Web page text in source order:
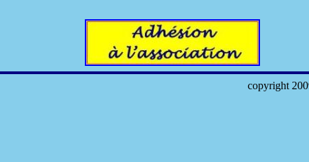
copyright